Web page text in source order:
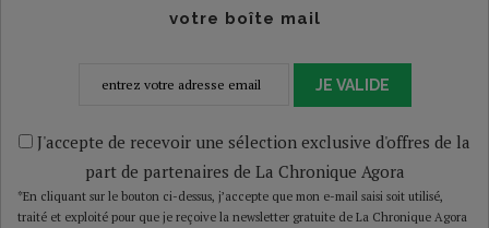
votre boîte mail
JE VALIDE
J'accepte de recevoir une sélection exclusive d'offres de la
part de partenaires de La Chronique Agora
*En cliquant sur le bouton ci-dessus, j’accepte que mon e-mail saisi soit utilisé,
traité et exploité pour que je reçoive la newsletter gratuite de La Chronique Agora